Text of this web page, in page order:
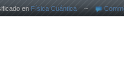
en Física Cuántica ~